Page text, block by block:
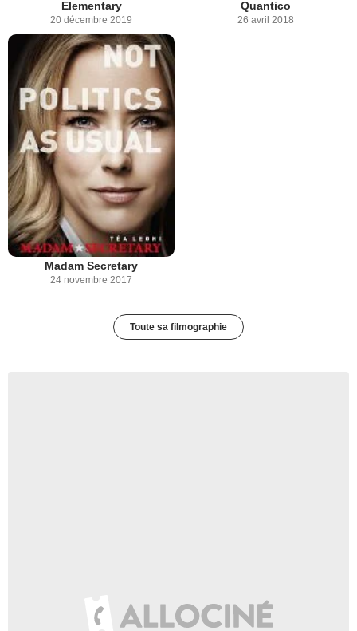
Elementary
20 décembre 2019
Quantico
26 avril 2018
Madam Secretary
24 novembre 2017
Toute sa filmographie